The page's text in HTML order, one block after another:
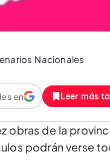
Nacionales
en Leer más
obras de la
podrán verse